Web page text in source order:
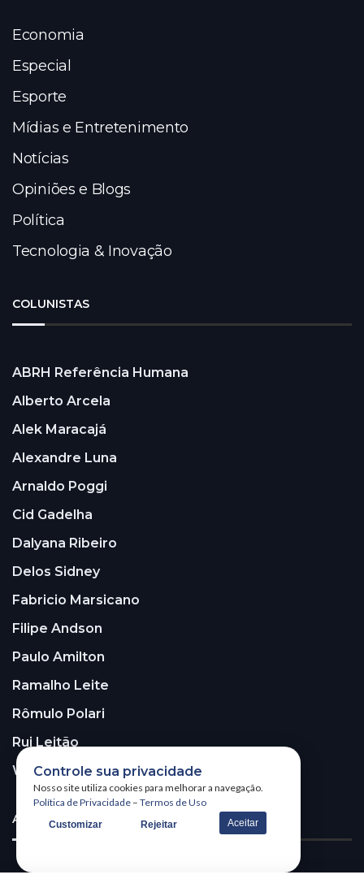
Economia
Especial
Esporte
Mídias e Entretenimento
Notícias
Opiniões e Blogs
Política
Tecnologia & Inovação
COLUNISTAS
ABRH Referência Humana
Alberto Arcela
Alek Maracajá
Alexandre Luna
Arnaldo Poggi
Cid Gadelha
Dalyana Ribeiro
Delos Sidney
Fabricio Marsicano
Filipe Andson
Paulo Amilton
Ramalho Leite
Rômulo Polari
Rui Leitão
Walter Santos
ASSINE A NOSSA NEWSLETTER!
Controle sua privacidade
Nosso site utiliza cookies para melhorar a navegação.
Política de Privacidade – Termos de Uso
Customizar Rejeitar Aceitar